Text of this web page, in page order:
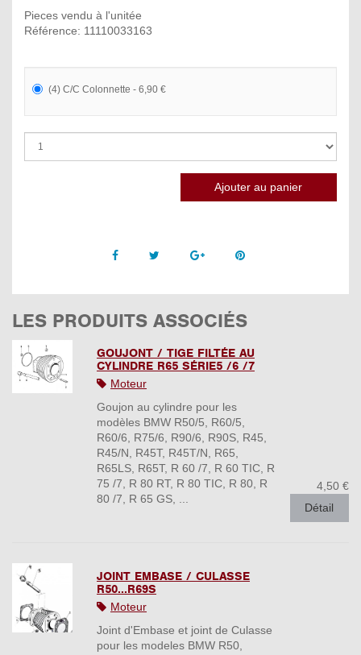
Pieces vendu à l'unitée
Référence: 11110033163
(4) C/C Colonnette - 6,90 €
Facebook Twitter Google +Pinterest
LES PRODUITS ASSOCIÉS
GOUJONT / TIGE FILTÉE AU
CYLINDRE R65 SÉRIE5 /6 /7
Moteur
Goujon au cylindre pour les
modèles BMW R50/5, R60/5,
R60/6, R75/6, R90/6, R90S, R45,
R45/N, R45T, R45T/N, R65,
R65LS, R65T, R 60 /7, R 60 TIC, R
75 /7, R 80 RT, R 80 TIC, R 80, R
80 /7, R 65 GS, ...
4,50 €
Détail
JOINT EMBASE / CULASSE
R50...R69S
Moteur
Joint d'Embase et joint de Culasse
pour les modeles BMW R50,